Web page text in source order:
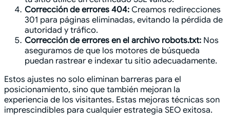
Corrección de errores 404: Creamos redirecciones
301 para páginas eliminadas, evitando la pérdida de
autoridad y tráfico.
Corrección de errores en el archivo robots.txt: Nos
aseguramos de que los motores de búsqueda
puedan rastrear e indexar tu sitio adecuadamente.
Estos ajustes no solo eliminan barreras para el
posicionamiento, sino que también mejoran la
experiencia de los visitantes. Estas mejoras técnicas son
imprescindibles para cualquier estrategia SEO exitosa.